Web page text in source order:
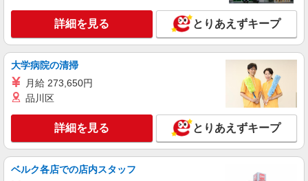
小平市
キープ 詳細を見る
派遣社員
株式会社kotrio /●TC-H-1883039
【新小平駅近く】病院でシーツ交換や備品管理
など★看護助手募集
時給1600円〜2250円 ＜日払い有/週払い有/交
通費全支給(ガソリン代含む)＞
小平市
詳細を見る とりあえずキープ
大学病院の清掃
月給 273,650円
品川区
詳細を見る とりあえずキープ
ベルク各店での店内スタッフ